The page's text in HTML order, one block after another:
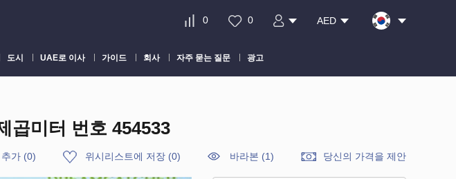
0 0 AED
도시 UAE로 이사 가이드 회사 자주 묻는 질문 광고
곱미터 번호 454533
가 (0) 위시리스트에 저장 (0) 바라본 (1) 당신의 가격을 제안